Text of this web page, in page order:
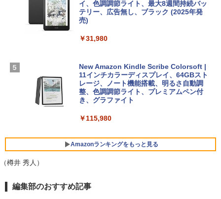
【Amazon.co.jp限定】 HP ノートパソコ
ン 15-fd 15.6インチ 16GBメモリ 512GB
FMV ノートパソコン WE1-K3 (MS 365 P
ersonal/Copilotキー搭載/Win 11/15.6型/
Core i5/16GB/SSD 512GB/ホワイト) FM
VWK3E15W_AZ
￥139,880
￥3,200
ト): Java & Bedrock Edition | オンライ
￥3,600
FM TOWNS ハイパー・カタログ: 本体ハ
ェクトリストと最新エミュレータ紹介
イ、色調調節ライト、最大8週間持続バッ
テリー、広告無し、ブラック (2025年発
売)
￥31,980
New Amazon Kindle Scribe Colorsoft |
11インチカラーディスプレイ、64GBスト
レージ、ノート機能搭載、明るさ自動調
整、色調調節ライト、プレミアムペン付
き、グラファイト
￥115,980
Amazonランキングをもっと見る
（樽井 秀人）
編集部のおすすめ記事